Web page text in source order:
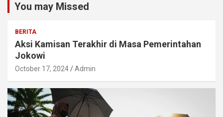
You may Missed
BERITA
Aksi Kamisan Terakhir di Masa Pemerintahan
Jokowi
October 17, 2024 Admin